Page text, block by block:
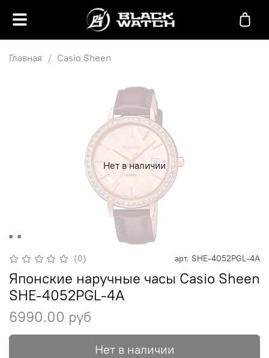
Главная Casio Sheen
Нет в наличии
(0) арт. SHE-4052PGL-4A
Японские наручные часы Casio Sheen
SHE-4052PGL-4A
6990.00 руб
Нет в наличии